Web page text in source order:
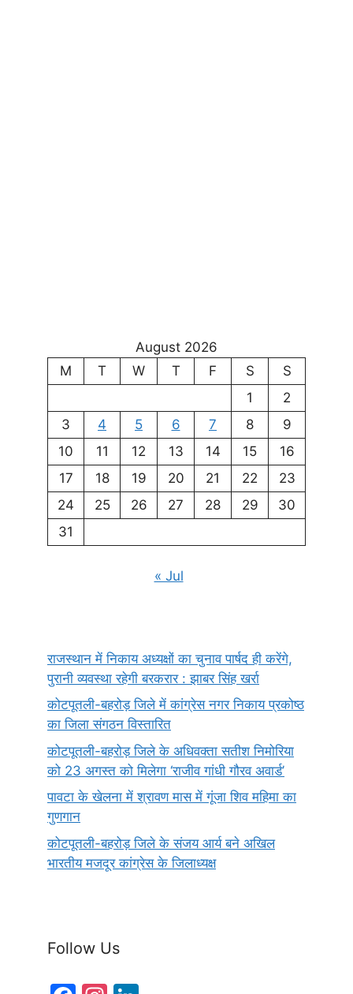
August 2026
M
T W T F S
S
1
2
3
4 5 6 7 8
9
10
11 12 13 14 15
16
17
18 19 20 21 22
23
24
25 26 27 28 29
30
31
« Jul
राजस्थान में निकाय अध्यक्षों का चुनाव पार्षद ही करेंगे,
पुरानी व्यवस्था रहेगी बरकरार : झाबर सिंह खर्रा
कोटपूतली-बहरोड़ जिले में कांग्रेस नगर निकाय प्रकोष्ठ
का जिला संगठन विस्तारित
कोटपूतली-बहरोड़ जिले के अधिवक्ता सतीश निमोरिया
को 23 अगस्त को मिलेगा ‘राजीव गांधी गौरव अवार्ड’
पावटा के खेलना में श्रावण मास में गूंजा शिव महिमा का
गुणगान
कोटपूतली-बहरोड़ जिले के संजय आर्य बने अखिल
भारतीय मजदूर कांग्रेस के जिलाध्यक्ष
Follow Us